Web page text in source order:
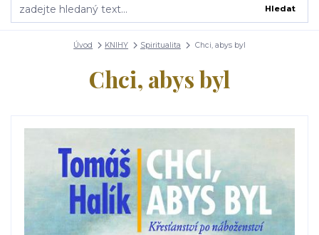
Hledat
Úvod KNIHY Spiritualita Chci, abys byl
Chci, abys byl